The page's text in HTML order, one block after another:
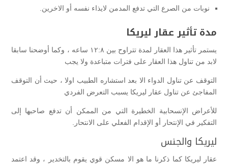
نوبات من الصرع التي تدفع المدمن لايذاء نفسه أو الاخرين.
مدة تأثير عقار ليريكا
يستمر تأثير هذا العقار لمدة تتراوح بين ١٢:٨ ساعه ، وكما أوضحنا سابقا
لابد من تناول هذا العقار على فترات متباعدة ولا يجب
التوقف عن تناول الدواء الا بعد استشاره الطبيب اولا ، حيث أن التوقف
المفاجئ عن تناول عقار ليريكا يسبب التعرض الفردي
للأعراض الإنسحابية الخطيرة التي من الممكن أن تدفع صاحبها إلى
التفكير في الإنتحار أو الإقدام الفعلي على الانتحار.
ليريكا والجنس
عقار ليريكا كما ذكرنا ما هو الا مسكن قوي يقوم بالتخدير ، وقد اعتمد